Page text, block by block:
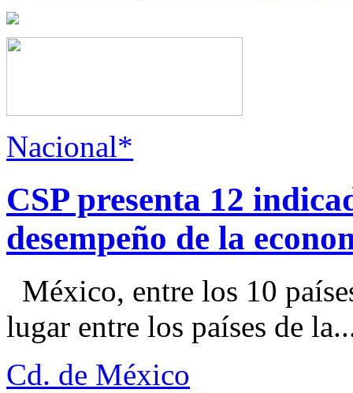
Nacional*
CSP presenta 12
desempeño de la
México, entre los 10
lugar entre los países de
Cd. de México